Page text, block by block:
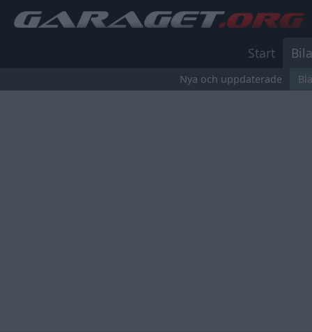
Start
Nya och uppdaterade